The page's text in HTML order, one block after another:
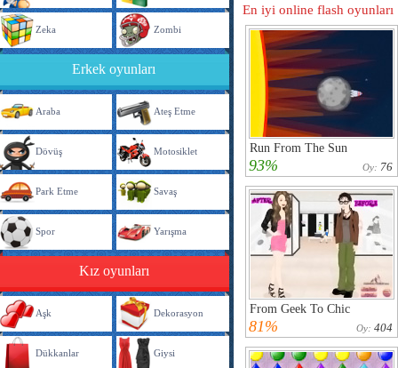
Zeka Zombi
Erkek oyunları
Araba Ateş Etme
Dövüş Motosiklet
Park Etme Savaş
Spor Yarışma
Kız oyunları
Aşk Dekorasyon
Dükkanlar Giysi
En iyi online flash oyunları
Run From The Sun
93% Oy: 76
From Geek To Chic
81% Oy: 404